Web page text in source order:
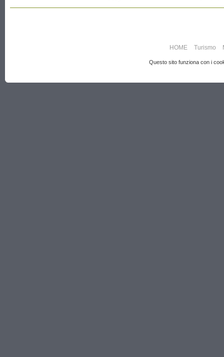
HOME Turismo
Questo sito funziona con i